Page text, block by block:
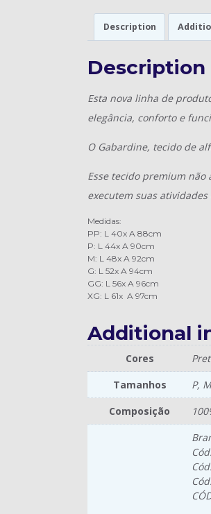
Description
Description
Esta nova linha de
elegância, conforto e
O Gabardine, tecido de
Esse tecido premium
executem suas
Medidas:
PP: L 40x A 88cm
P: L 44x A 90cm
M: L 48x A 92cm
G: L 52x A 94cm
GG: L 56x A 96cm
XG: L 61x A 97cm
Additional
Cores
Tamanhos
P,
Composição